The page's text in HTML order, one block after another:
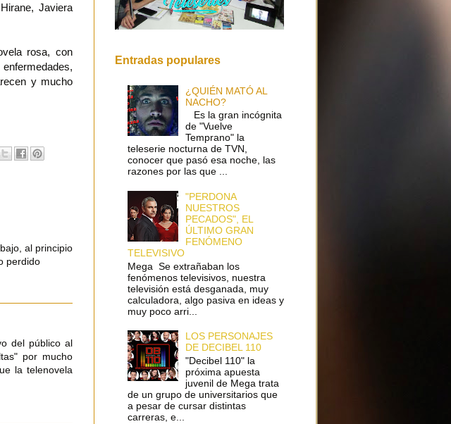
Javiera
rosa, con
y mucho
al principio
perdido
del público al
por mucho
la telenovela
Entradas populares
¿QUIÉN MATÓ AL
NACHO?
Es la gran incógnita
de "Vuelve
Temprano" la
teleserie nocturna de TVN,
conocer que pasó esa noche, las
razones por las que ...
"PERDONA
NUESTROS
PECADOS", EL
ÚLTIMO GRAN
FENÓMENO
TELEVISIVO
Mega Se extrañaban los
fenómenos televisivos, nuestra
televisión está desganada, muy
calculadora, algo pasiva en ideas y
muy poco arri...
LOS PERSONAJES
DE DECIBEL 110
"Decibel 110" la
próxima apuesta
juvenil de Mega trata
de un grupo de universitarios que
a pesar de cursar distintas
carreras, e...